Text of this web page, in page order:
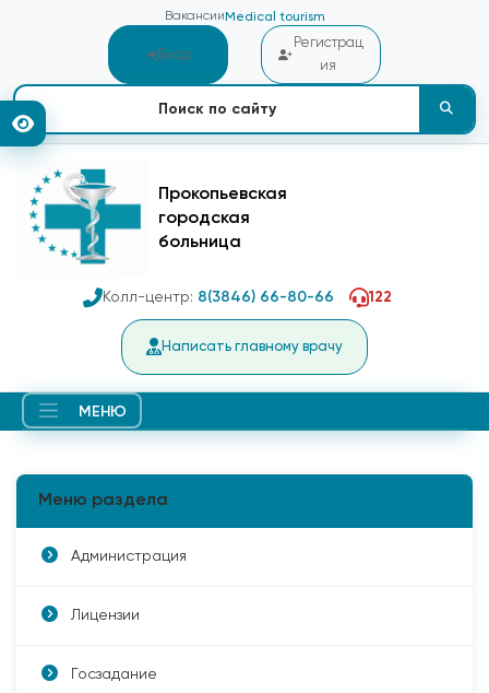
Вакансии Medical tourism
Вход
Регистрац
ия
Прокопьевская
городская
больница
Колл-центр: 8(3846) 66-80-66 122
Написать главному врачу
МЕНЮ
Меню раздела
Администрация
Лицензии
Госзадание